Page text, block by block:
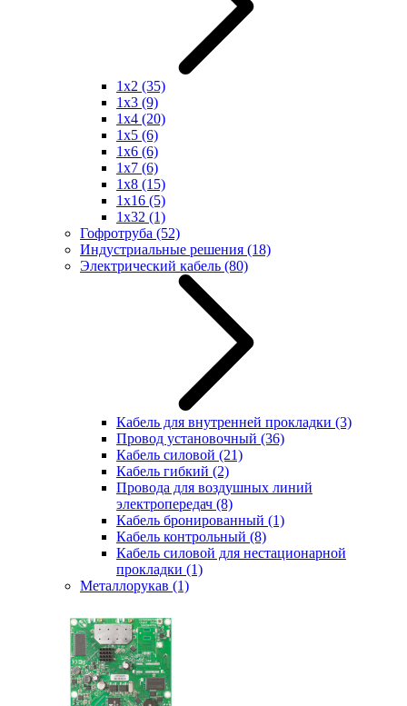
1x2 (35)
1x3 (9)
1x4 (20)
1x5 (6)
1x6 (6)
1x7 (6)
1x8 (15)
1x16 (5)
1x32 (1)
Гофротруба (52)
Индустриальные решения (18)
Электрический кабель (80)
Кабель для внутренней прокладки (3)
Провод установочный (36)
Кабель силовой (21)
Кабель гибкий (2)
Провода для воздушных линий
электропередач (8)
Кабель бронированный (1)
Кабель контрольный (8)
Кабель силовой для нестационарной
прокладки (1)
Металлорукав (1)